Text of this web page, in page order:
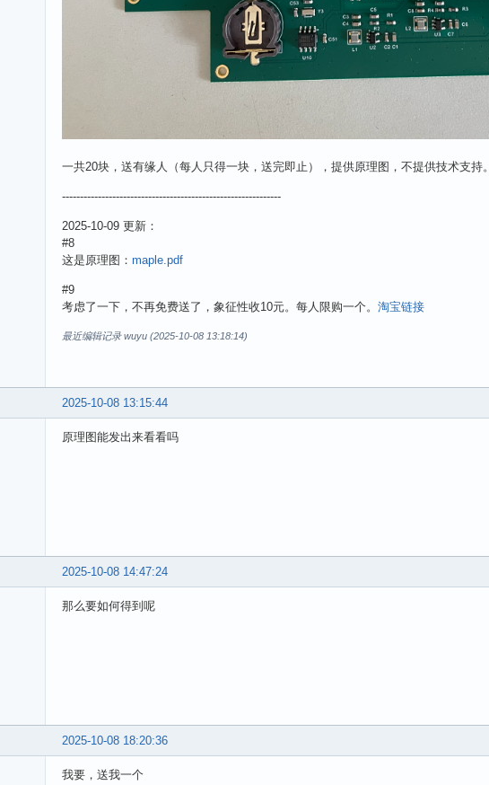
一共20块，送有缘人（每人只得一块，送完即止），提供原理图，不提供技术支持。
-------------------------------------------------------------
2025-10-09 更新：
#8
这是原理图： maple.pdf
#9
考虑了一下，不再免费送了，象征性收10元。每人限购一个。 淘宝链接
最近编辑记录 wuyu (2025-10-08 13:18:14)
2025-10-08 13:15:44
原理图能发出来看看吗
2025-10-08 14:47:24
那么要如何得到呢
2025-10-08 18:20:36
我要，送我一个